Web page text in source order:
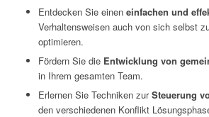
Entdecken Sie einen einfachen und
Verhaltensweisen auch von sich selbst
optimieren.
Fördern Sie dieEntwicklung von
in Ihrem gesamten Team.
Erlernen Sie Techniken zurSteuerung
den verschiedenen Konflikt